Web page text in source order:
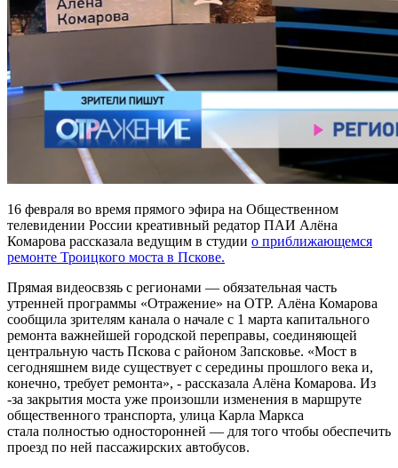
16 февраля во время прямого эфира на Общественном
телевидении России креативный редатор ПАИ Алёна
Комарова рассказала ведущим в студии о приближающемся
ремонте Троицкого моста в Пскове.
Прямая видеосвзяь с регионами — обязательная часть
утренней программы «Отражение» на ОТР. Алёна Комарова
сообщила зрителям канала о начале с 1 марта капитального
ремонта важнейшей городской переправы, соединяющей
центральную часть Пскова с районом Запсковье. «Мост в
сегодняшнем виде существует с середины прошлого века и,
конечно, требует ремонта», - рассказала Алёна Комарова. Из
-за закрытия моста уже произошли изменения в маршруте
общественного транспорта, улица Карла Маркса
стала полностью односторонней — для того чтобы обеспечить
проезд по ней пассажирских автобусов.